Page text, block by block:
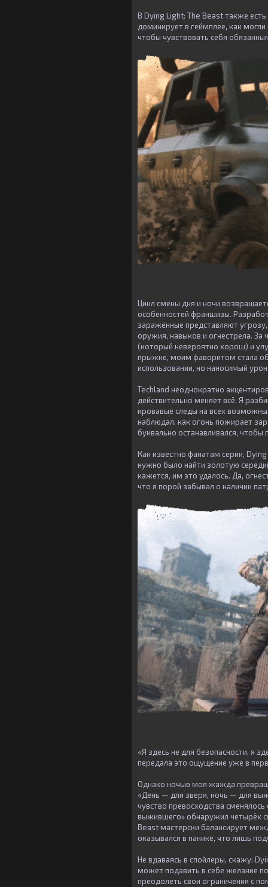
В Dying Light: The Beast также
доминирует в геймплее, как
чтобы чувствовать себя
Цикл смены дня и ночи
особенностей франшизы.
заражённые представляют
оружия, навыков и огнестрела. За
(который невероятно хорош) и
прыжке, моим фаворитом стала
использовании, но наносимый
Techland неоднократно
действительно меняет всё. Я
кровавые следы на всех
наблюдал, как огонь пожирает
буквально останавливался,
Как известно фанатам серии,
нужно было найти золотую
кажется, им это удалось. Да,
что я порой забывал о наличии
«Я здесь не для безопасности, я
передала это ощущение уже в
Однако ночью моя жажда
«День — для зверя, ночь — для
чувство превосходства
выжившего» обнаружил четырёх
Beast мастерски балансирует
оказывался в панике, что лишь
Не вдаваясь в спойлеры, скажу:
может подавить в себе желание
преодолеть свои ограничения с